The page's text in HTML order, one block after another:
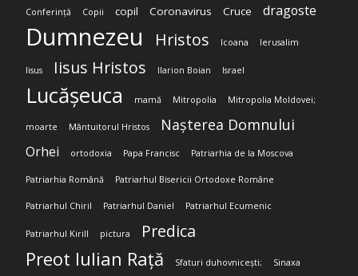
Conferință Copii copil Coronavirus Cruce dragoste
Dumnezeu Hristos Icoana Ierusalim
Iisus Iisus Hristos Ilarion Boian Israel
Lucășeuca mamă Mitropolia Mitropolia Moldovei;
moarte Mântuitorul Hristos Nașterea Domnului
Orhei ortodoxia Papa Francisc Patriarhia de la Moscova
Patriarhia Română Patriarhul Bisericii Ortodoxe Române
Patriarhul Chiril Patriarhul Daniel Patriarhul Ecumenic
Patriarhul Kirill pictura Predica
Preot Iulian Rață Sfaturi duhovnicești; Sinaxa